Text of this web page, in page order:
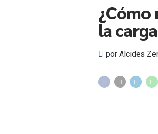
la
por Alcides